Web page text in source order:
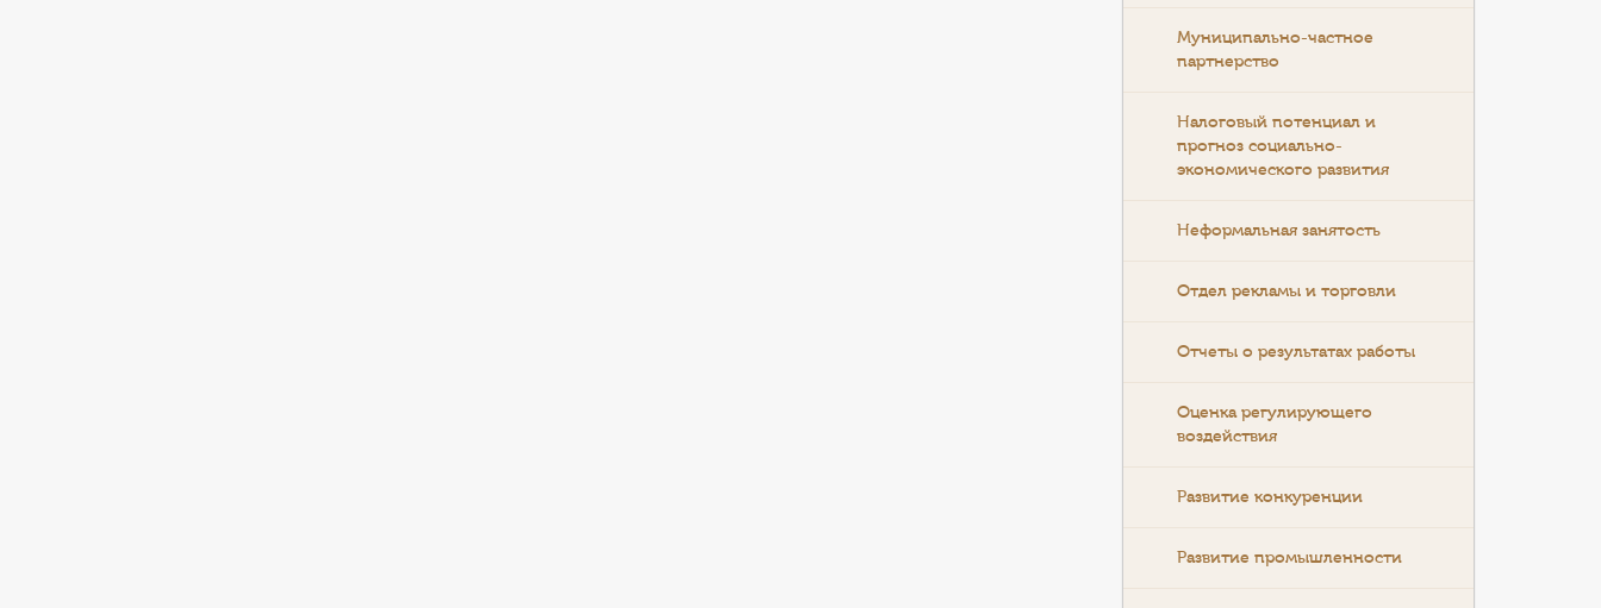
Муниципально-частное
партнерство
Налоговый потенциал и
прогноз социально-
экономического развития
Неформальная занятость
Отдел рекламы и торговли
Отчеты о результатах работы
Оценка регулирующего
воздействия
Развитие конкуренции
Развитие промышленности